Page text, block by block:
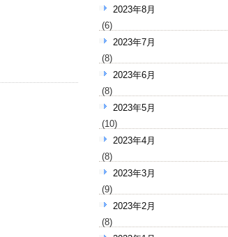
2023年8月
(6)
2023年7月
(8)
2023年6月
(8)
2023年5月
(10)
2023年4月
(8)
2023年3月
(9)
2023年2月
(8)